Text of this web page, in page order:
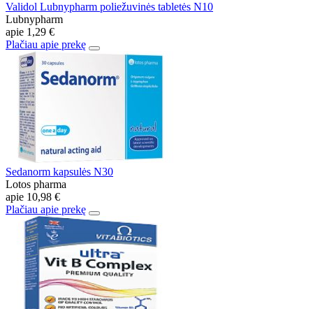
Validol Lubnypharm poliežuvinės tabletės N10
Lubnypharm
apie 1,29 €
Plačiau apie prekę
Sedanorm kapsulės N30
Lotos pharma
apie 10,98 €
Plačiau apie prekę